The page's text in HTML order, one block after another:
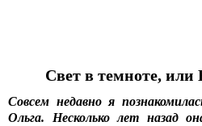
Свет в темноте, или
Совсем недавно я
Ольга. Несколько лет назад